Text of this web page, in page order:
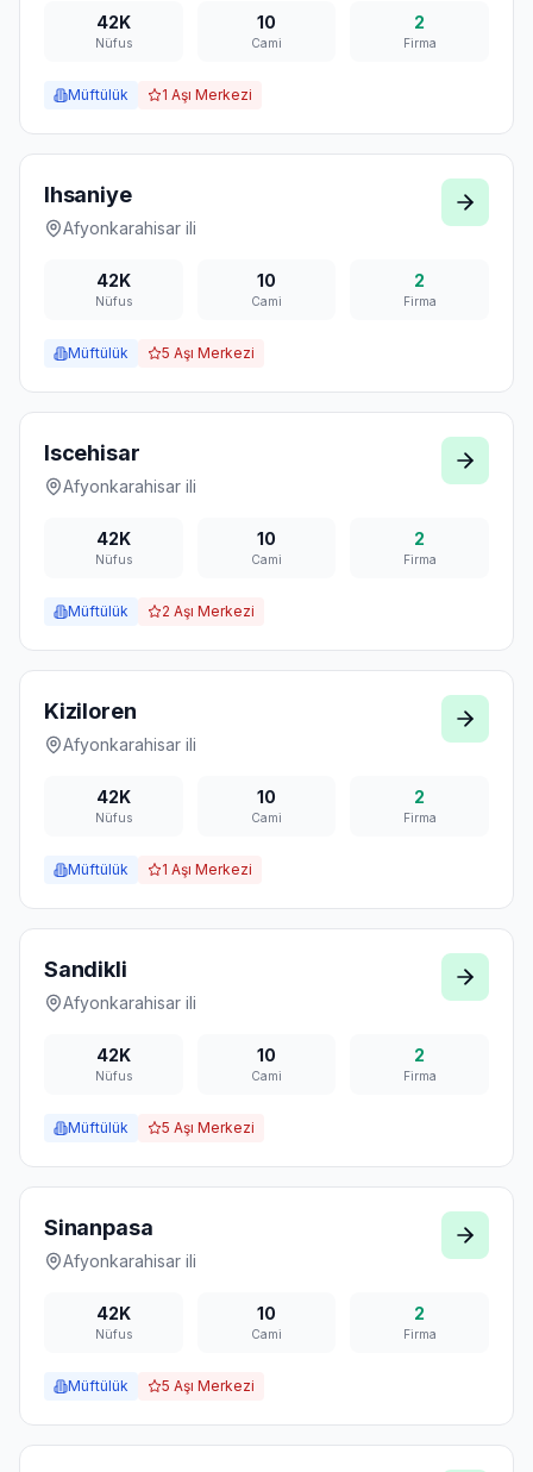
42K
Nüfus
10
Cami
2
Firma
Müftülük 1 Aşı Merkezi
Ihsaniye
Afyonkarahisar ili
42K
Nüfus
10
Cami
2
Firma
Müftülük 5 Aşı Merkezi
Iscehisar
Afyonkarahisar ili
42K
Nüfus
10
Cami
2
Firma
Müftülük 2 Aşı Merkezi
Kiziloren
Afyonkarahisar ili
42K
Nüfus
10
Cami
2
Firma
Müftülük 1 Aşı Merkezi
Sandikli
Afyonkarahisar ili
42K
Nüfus
10
Cami
2
Firma
Müftülük 5 Aşı Merkezi
Sinanpasa
Afyonkarahisar ili
42K
Nüfus
10
Cami
2
Firma
Müftülük 5 Aşı Merkezi